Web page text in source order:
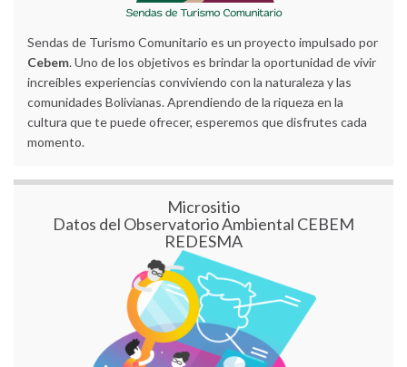
Sendas de Turismo Comunitario es un proyecto impulsado por
Cebem. Uno de los objetivos es brindar la oportunidad de vivir
increíbles experiencias conviviendo con la naturaleza y las
comunidades Bolivianas. Aprendiendo de la riqueza en la
cultura que te puede ofrecer, esperemos que disfrutes cada
momento.
Micrositio
Datos del Observatorio Ambiental CEBEM
REDESMA